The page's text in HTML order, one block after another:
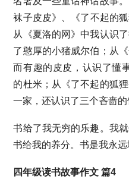
袜子皮皮》、《了不起的
从《夏洛的网》中我认识
了憨厚的小猪威尔伯；从
而有趣的皮皮，认识了懂
的杜米；从《了不起的狐
一家，还认识了三个吝啬
书给了我无穷的乐趣。我
书给我的养分。书是我永远
四年级读书故事作文 篇4